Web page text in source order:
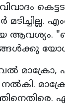
വിവാദം
മാക്രോ,